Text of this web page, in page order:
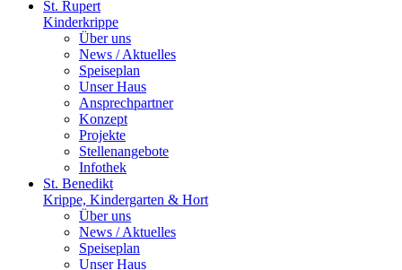
St. Rupert
Kinderkrippe
Über uns
News / Aktuelles
Speiseplan
Unser Haus
Ansprechpartner
Konzept
Projekte
Stellenangebote
Infothek
St. Benedikt
Krippe, Kindergarten & Hort
Über uns
News / Aktuelles
Speiseplan
Unser Haus